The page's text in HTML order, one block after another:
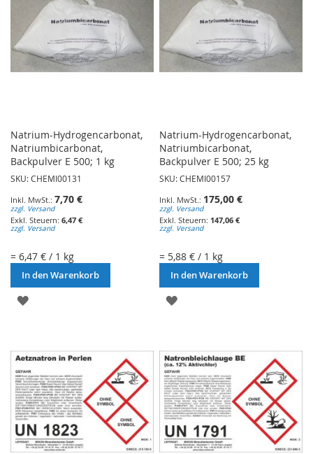
Natrium-Hydrogencarbonat,
Natriumbicarbonat,
Backpulver E 500; 1 kg
SKU: CHEMI00131
7,70 €
zzgl. Versand
6,47 €
zzgl. Versand
= 6,47 € / 1 kg
In den Warenkorb
ZUR
HINZUFÜGEN
Natrium-Hydrogencarbonat,
Natriumbicarbonat,
Backpulver E 500; 25 kg
SKU: CHEMI00157
175,00 €
zzgl. Versand
147,06 €
zzgl. Versand
= 5,88 € / 1 kg
In den Warenkorb
ZUR
HINZUFÜGEN